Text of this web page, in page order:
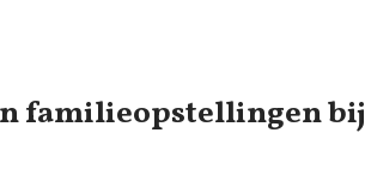
familieopstellingen